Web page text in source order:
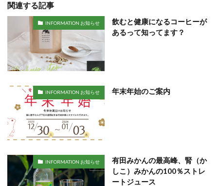
関連する記事
INFORMATION お知らせ
飲むと健康になるコーヒーが
あるって知ってます？
INFORMATION お知らせ 年末年始のご案内
INFORMATION お知らせ
有田みかんの最高峰、腎（か
しこ）みかんの100％ストレ
ートジュース